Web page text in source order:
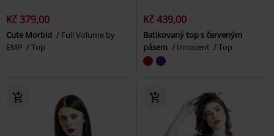
Kč 379,00
Cute Morbid
Full Volume by
EMP
Top
Kč 439,00
Batikovaný top s červeným
pásem
Innocent Top